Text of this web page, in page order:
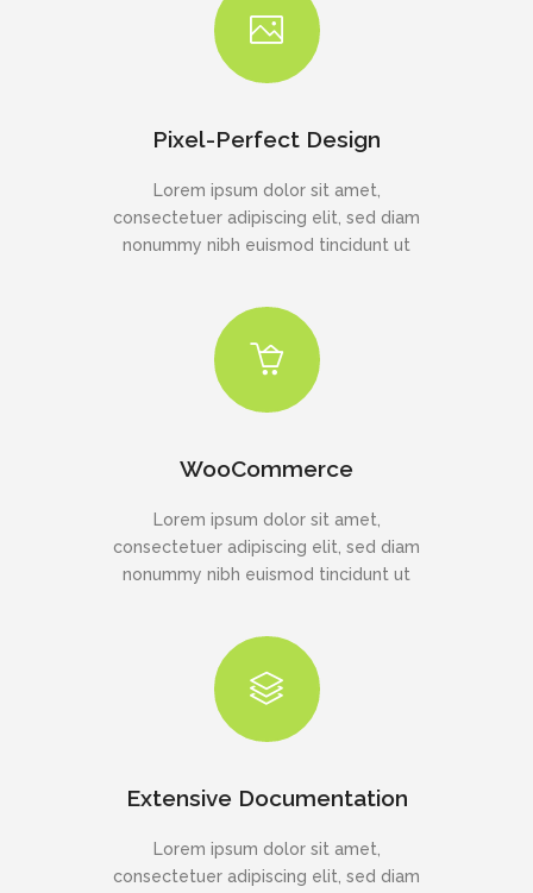
Pixel-Perfect Design
Lorem ipsum dolor sit amet,
consectetuer adipiscing elit, sed diam
nonummy nibh euismod tincidunt ut
WooCommerce
Lorem ipsum dolor sit amet,
consectetuer adipiscing elit, sed diam
nonummy nibh euismod tincidunt ut
Extensive Documentation
Lorem ipsum dolor sit amet,
consectetuer adipiscing elit, sed diam